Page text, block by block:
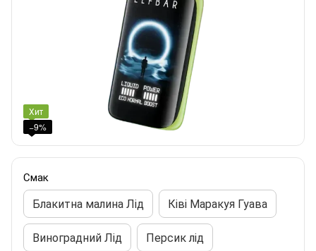
Хит
−9%
Смак
Блакитна малина Лід Ківі Маракуя Гуава
Виноградний Лід Персик лід